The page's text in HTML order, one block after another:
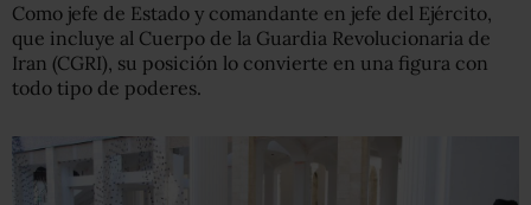
Como jefe de Estado y comandante en jefe del Ejército,
que incluye al Cuerpo de la Guardia Revolucionaria de
Iran (CGRI), su posición lo convierte en una figura con
todo tipo de poderes.